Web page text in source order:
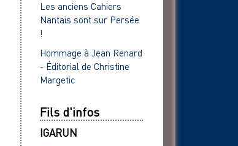
Les anciens Cahiers
Nantais sont sur Persée
!
Hommage à Jean Renard
- Éditorial de Christine
Margetic
Fils d'infos
IGARUN